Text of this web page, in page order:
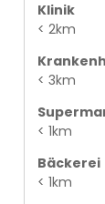
Klinik
< 2km
< 3km
< 1km
Bäckerei
< 1km